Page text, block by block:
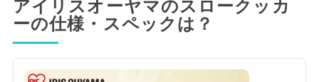
アイリスオーヤマのスロークッカ
ーの仕様・スペックは？